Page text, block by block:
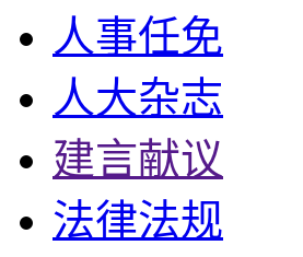
人事任免
人大杂志
建言献议
法律法规